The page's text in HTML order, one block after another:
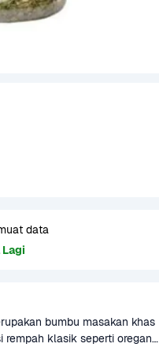
data
bumbu masakan khas
klasik seperti oregano,